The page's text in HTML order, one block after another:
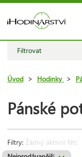
Filtrovat
Úvod > Hodinky >
Pánské
Filtry: Žádný aktivní filtr.